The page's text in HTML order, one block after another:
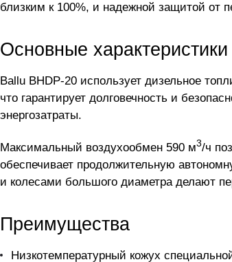
близким к 100%, и надежной защитой от
Основные характеристики
Ballu BHDP-20 использует дизельное
что гарантирует долговечность и
энергозатраты.
Максимальный воздухообмен 590 м3/ч
обеспечивает продолжительную
и колесами большого диаметра делают
Преимущества
Низкотемпературный кожух